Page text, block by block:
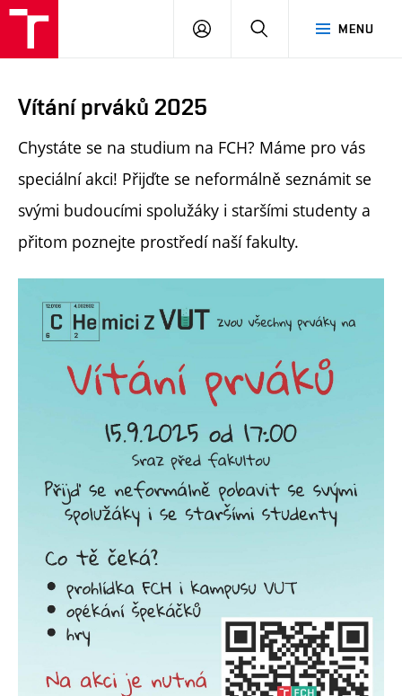
MENU
PŘIHLÁSIT
Vítání prváků 2025
Chystáte se na studium na FCH? Máme pro vás
speciální akci! Přijďte se neformálně seznámit se
svými budoucími spolužáky i staršími studenty a
přitom poznejte prostředí naší fakulty.